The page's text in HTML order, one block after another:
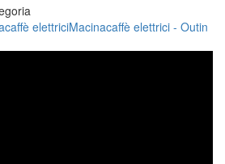
elettriciMacinacaffè elettrici - Outin